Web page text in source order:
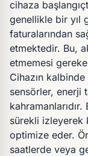
cihaza
genellikle bir yıl
faturalarından
etmektedir. Bu,
etmemesi
Cihazın
sensörler, enerji
sürekli izleyerek
optimize eder.
saatlerde veya